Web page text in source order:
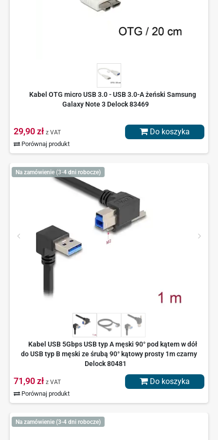
Kabel OTG micro USB 3.0 - USB 3.0-A żeński Samsung
Galaxy Note 3 Delock 83469
29,90 zł z VAT
Porównaj produkt
Do koszyka
Na zamówienie (3-4 dni robocze)
Kabel USB 5Gbps USB typ A męski 90° pod kątem w dół
do USB typ B męski ze śrubą 90° kątowy prosty 1m czarny
Delock 80481
71,90 zł z VAT
Porównaj produkt
Do koszyka
Na zamówienie (3-4 dni robocze)